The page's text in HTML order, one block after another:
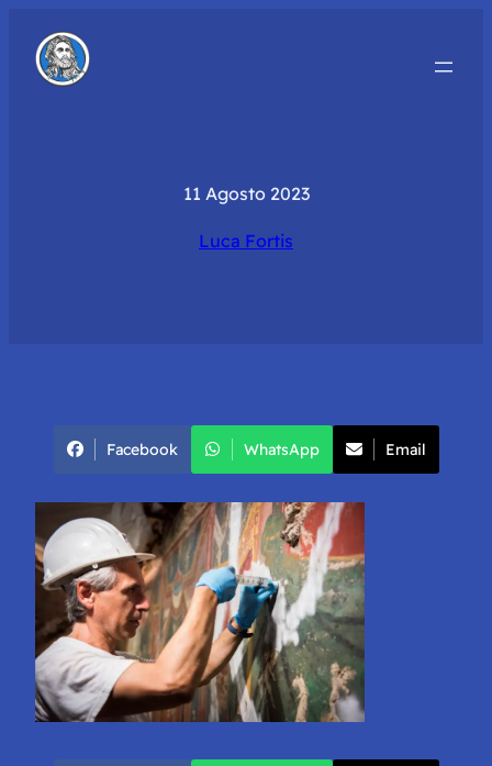
11 Agosto 2023
Luca Fortis
Facebook WhatsApp Email